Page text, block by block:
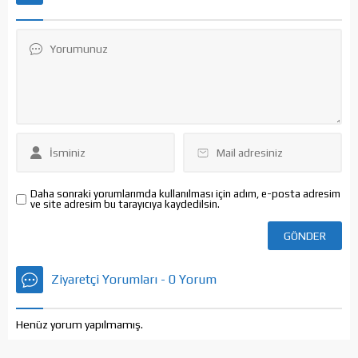
kazanılması oldukça
Daha sonraki yorumlarımda kullanılması için adım, e-posta adresim
ve site adresim bu tarayıcıya kaydedilsin.
Ziyaretçi Yorumları - 0 Yorum
Henüz yorum yapılmamış.